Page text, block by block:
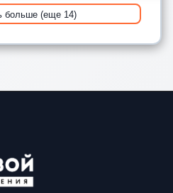
больше (еще 14)